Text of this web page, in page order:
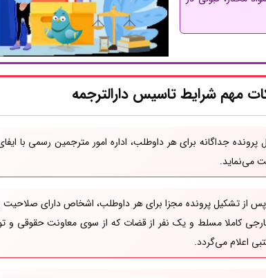
مهم شرایط تاسیس دارالترجمه
جداگانه برای هر داوطلب، اداره امور مترجمین رسمی
می‌نماید.
از تشکیل پرونده مجزا برای هر داوطلب، اشخاص دارای
کاملا مسلط و یک نفر از قضات که از سوی معاونت حقوقی و
اعلام می‌گردد.